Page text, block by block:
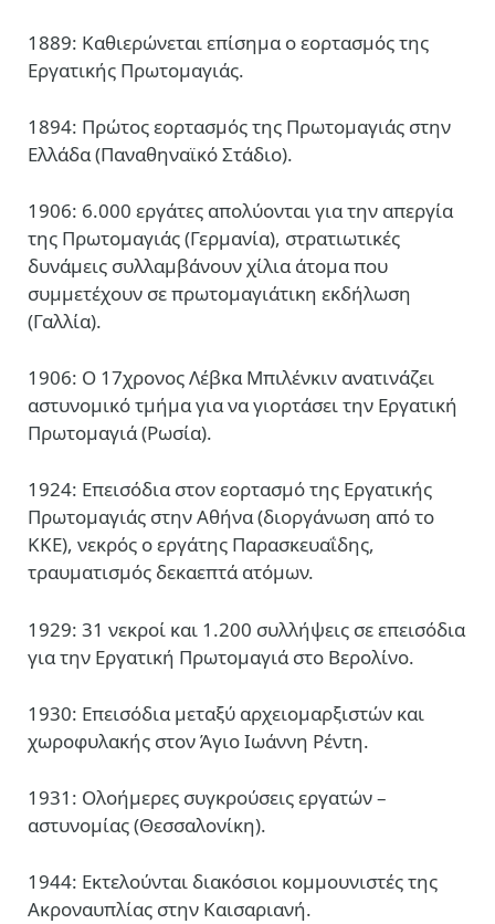
1889: Καθιερώνεται επίσημα ο εορτασμός της
Εργατικής Πρωτομαγιάς.
1894: Πρώτος εορτασμός της Πρωτομαγιάς στην
Ελλάδα (Παναθηναϊκό Στάδιο).
1906: 6.000 εργάτες απολύονται για την απεργία
της Πρωτομαγιάς (Γερμανία), στρατιωτικές
δυνάμεις συλλαμβάνουν χίλια άτομα που
συμμετέχουν σε πρωτομαγιάτικη εκδήλωση
(Γαλλία).
1906: Ο 17χρονος Λέβκα Μπιλένκιν ανατινάζει
αστυνομικό τμήμα για να γιορτάσει την Εργατική
Πρωτομαγιά (Ρωσία).
1924: Επεισόδια στον εορτασμό της Εργατικής
Πρωτομαγιάς στην Αθήνα (διοργάνωση από το
ΚΚΕ), νεκρός ο εργάτης Παρασκευαΐδης,
τραυματισμός δεκαεπτά ατόμων.
1929: 31 νεκροί και 1.200 συλλήψεις σε επεισόδια
για την Εργατική Πρωτομαγιά στο Βερολίνο.
1930: Επεισόδια μεταξύ αρχειομαρξιστών και
χωροφυλακής στον Άγιο Ιωάννη Ρέντη.
1931: Ολοήμερες συγκρούσεις εργατών –
αστυνομίας (Θεσσαλονίκη).
1944: Εκτελούνται διακόσιοι κομμουνιστές της
Ακροναυπλίας στην Καισαριανή.